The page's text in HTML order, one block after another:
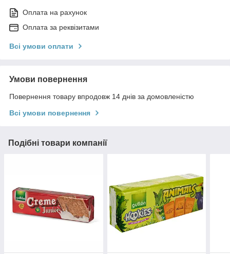
Оплата на рахунок
Оплата за реквізитами
Всі умови оплати
Умови повернення
Повернення товару впродовж 14 днів за домовленістю
Всі умови повернення
Подібні товари компанії